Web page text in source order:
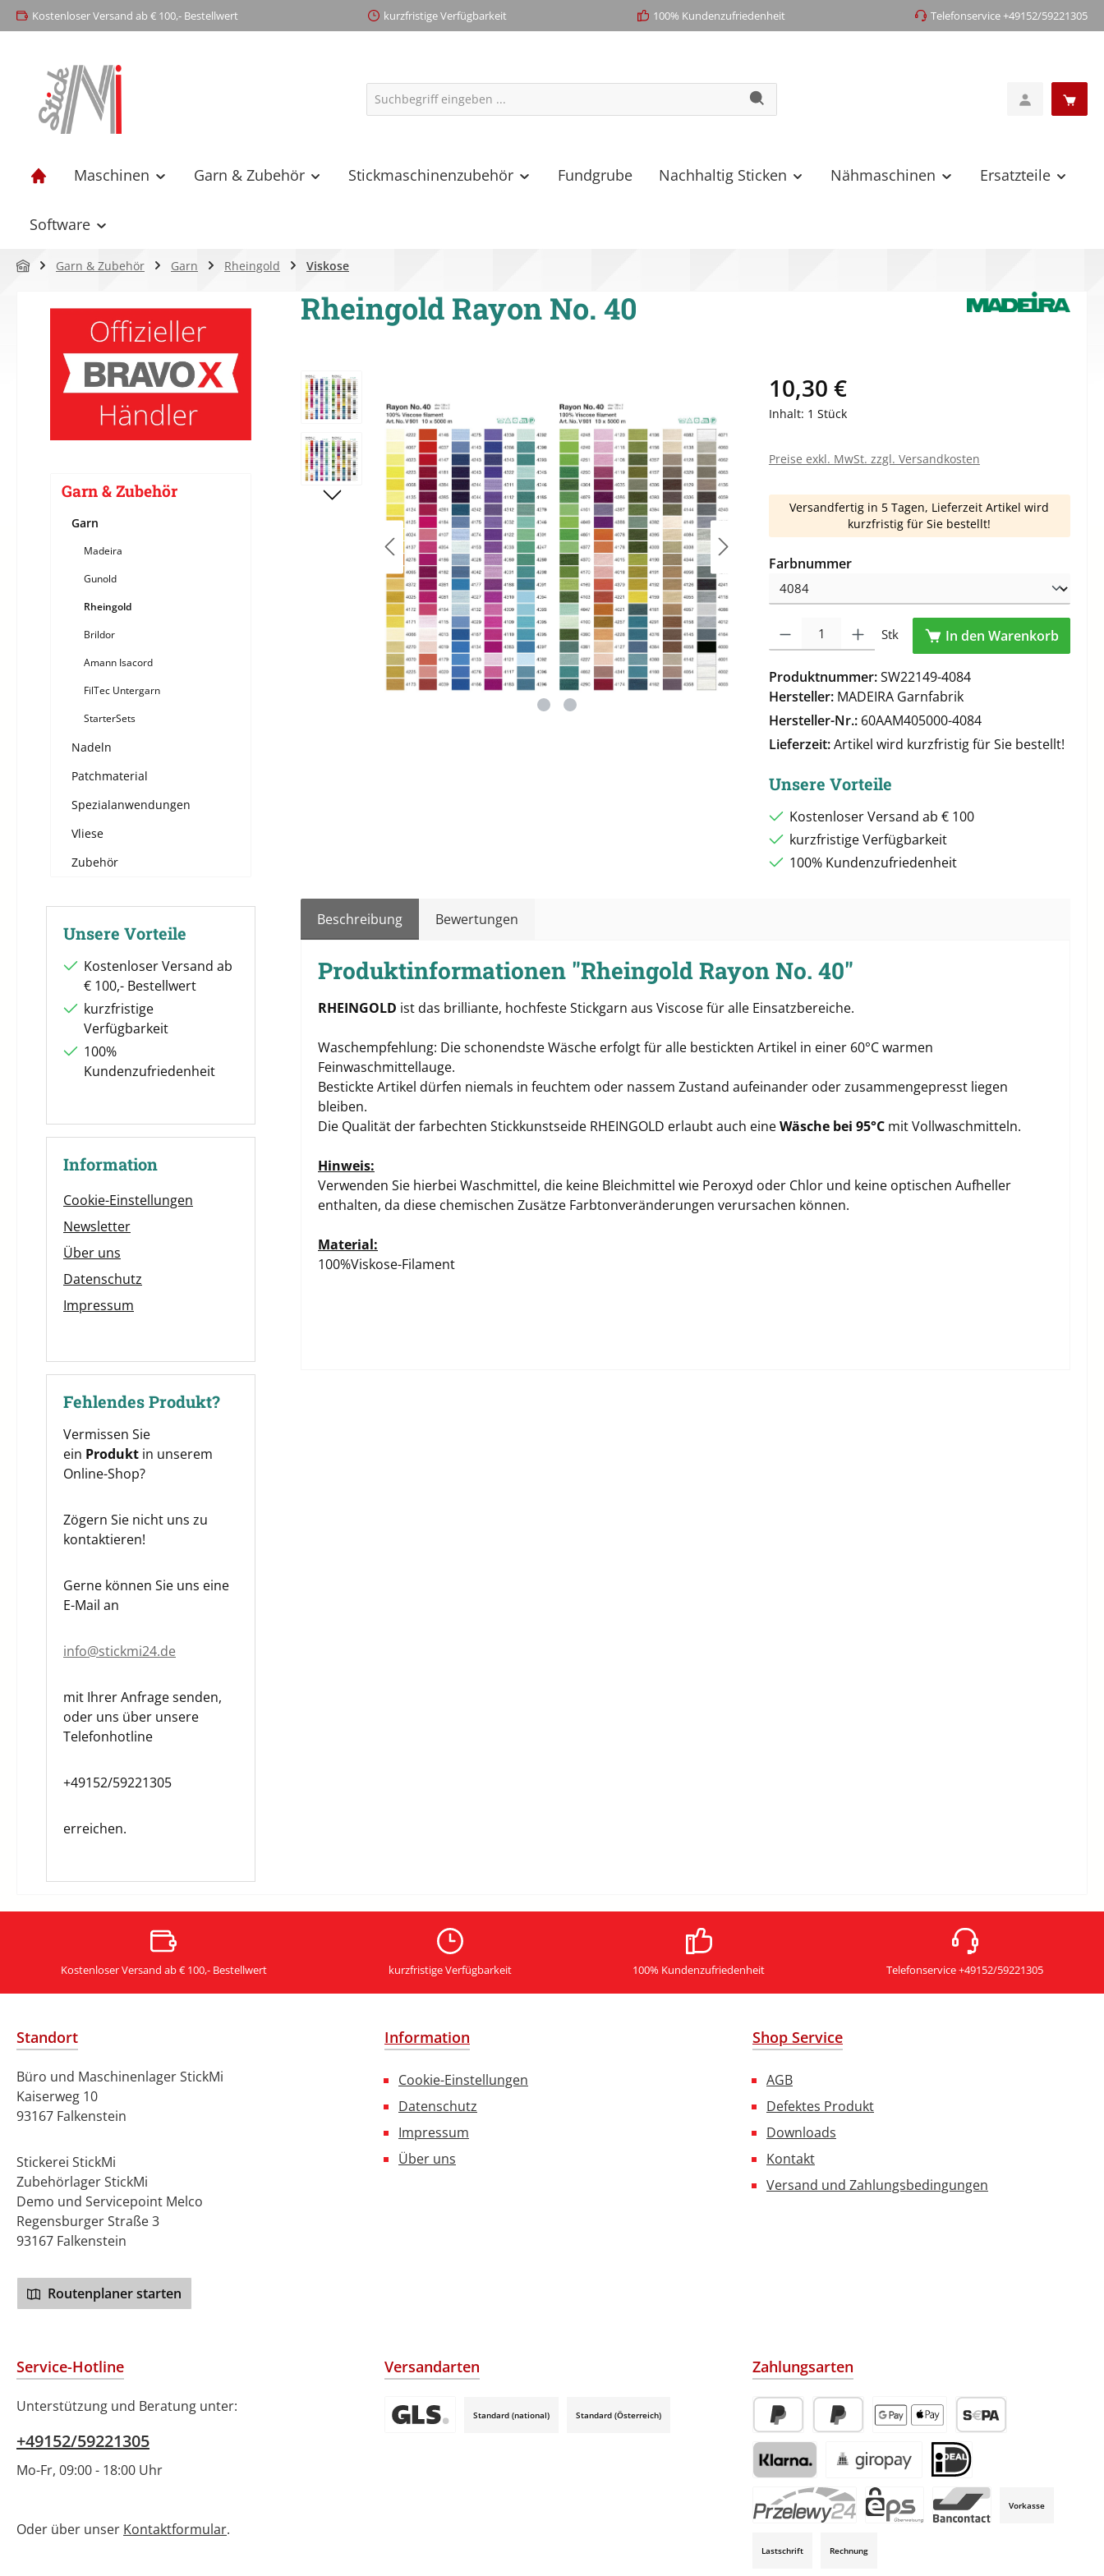
Zur Hauptnavigation springen
Kostenloser Versand ab € 100,- Bestellwert kurzfristige Verfügbarkeit 100% Kundenzufriedenheit Telefonservice +49152/59221305
Maschinen Garn & Zubehör Stickmaschinenzubehör Fundgrube Nachhaltig Sticken Nähmaschinen Ersatzteile
Software
Garn & Zubehör Garn Rheingold Viskose
Garn & Zubehör
Garn
Madeira
Gunold
Rheingold
Brildor
Amann Isacord
FilTec Untergarn
StarterSets
Nadeln
Patchmaterial
Spezialanwendungen
Vliese
Zubehör
Unsere Vorteile
Kostenloser Versand ab
€ 100,- Bestellwert
kurzfristige
Verfügbarkeit
100%
Kundenzufriedenheit
Information
Cookie-Einstellungen
Newsletter
Über uns
Datenschutz
Impressum
Fehlendes Produkt?
Vermissen Sie
ein Produkt in unserem
Online-Shop?
Zögern Sie nicht uns zu
kontaktieren!
Gerne können Sie uns eine
E-Mail an
info@stickmi24.de
mit Ihrer Anfrage senden,
oder uns über unsere
Telefonhotline
+49152/59221305
erreichen.
Rheingold Rayon No. 40
Bildergalerie überspringen 10,30 €
Inhalt: 1 Stück
Preise exkl. MwSt. zzgl. Versandkosten
Versandfertig in 5 Tagen, Lieferzeit Artikel wird
kurzfristig für Sie bestellt!
Farbnummerauswählen
Stk In den Warenkorb
Produktnummer:SW22149-4084
Hersteller: MADEIRA Garnfabrik
Hersteller-Nr.: 60AAM405000-4084
Lieferzeit:Artikel wird kurzfristig für Sie bestellt!
Unsere Vorteile
Kostenloser Versand ab € 100
kurzfristige Verfügbarkeit
100% Kundenzufriedenheit
Beschreibung Bewertungen
Produktinformationen "Rheingold Rayon No. 40"
RHEINGOLD ist das brilliante, hochfeste Stickgarn aus Viscose für alle Einsatzbereiche.
Waschempfehlung: Die schonendste Wäsche erfolgt für alle bestickten Artikel in einer 60°C warmen
Feinwaschmittellauge.
Bestickte Artikel dürfen niemals in feuchtem oder nassem Zustand aufeinander oder zusammengepresst liegen
bleiben.
Die Qualität der farbechten Stickkunstseide RHEINGOLD erlaubt auch eineWäsche bei 95°C mit Vollwaschmitteln.
Hinweis:
Verwenden Sie hierbei Waschmittel, die keine Bleichmittel wie Peroxyd oder Chlor und keine optischen Aufheller
enthalten, da diese chemischen Zusätze Farbtonveränderungen verursachen können.
Material:
100%Viskose-Filament
Kostenloser Versand ab € 100,- Bestellwert kurzfristige Verfügbarkeit 100% Kundenzufriedenheit Telefonservice +49152/59221305
Standort
Büro und Maschinenlager StickMi
Kaiserweg 10
93167 Falkenstein
Stickerei StickMi
Zubehörlager StickMi
Demo und Servicepoint Melco
Regensburger Straße 3
93167 Falkenstein
Routenplaner starten
Information
Cookie-Einstellungen
Datenschutz
Impressum
Über uns
Shop Service
AGB
Defektes Produkt
Downloads
Kontakt
Versand und Zahlungsbedingungen
Service-Hotline
Unterstützung und Beratung unter:
+49152/59221305
Mo-Fr, 09:00 - 18:00 Uhr
Oder über unser Kontaktformular.
Versandarten
Standard (national) Standard (Österreich)
Zahlungsarten
PayPal Später BezahlenApple Pay / Google Pay (via Stripe)
SEPA-Lastschrift (via
Klarna (via Stripe)Giropay (via Stripe) iDeal (via Stripe)
Vorkasse
Lastschrift Rechnung